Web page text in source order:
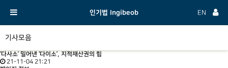
인기법 Ingibeob EN
기사모음
‘다사소’ 밀어낸 ‘다이소’, 지적재산권의 힘
21-11-04 21:21